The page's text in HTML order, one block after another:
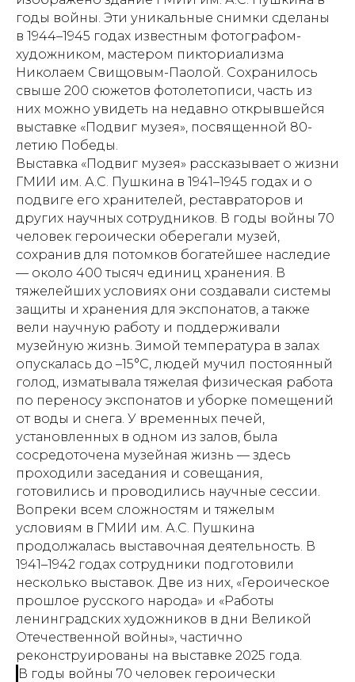
годы войны. Эти уникальные снимки сделаны
в 1944–1945 годах известным фотографом-
художником, мастером пикториализма
Николаем Свищовым-Паолой. Сохранилось
свыше 200 сюжетов фотолетописи, часть из
них можно увидеть на недавно открывшейся
выставке «Подвиг музея», посвященной 80-
летию Победы.
Выставка «Подвиг музея» рассказывает о жизни
ГМИИ им. А.С. Пушкина в 1941–1945 годах и о
подвиге его хранителей, реставраторов и
других научных сотрудников. В годы войны 70
человек героически оберегали музей,
сохранив для потомков богатейшее наследие
— около 400 тысяч единиц хранения. В
тяжелейших условиях они создавали системы
защиты и хранения для экспонатов, а также
вели научную работу и поддерживали
музейную жизнь. Зимой температура в залах
опускалась до –15°С, людей мучил постоянный
голод, изматывала тяжелая физическая работа
по переносу экспонатов и уборке помещений
от воды и снега. У временных печей,
установленных в одном из залов, была
сосредоточена музейная жизнь — здесь
проходили заседания и совещания,
готовились и проводились научные сессии.
Вопреки всем сложностям и тяжелым
условиям в ГМИИ им. А.С. Пушкина
продолжалась выставочная деятельность. В
1941–1942 годах сотрудники подготовили
несколько выставок. Две из них, «Героическое
прошлое русского народа» и «Работы
ленинградских художников в дни Великой
Отечественной войны», частично
реконструированы на выставке 2025 года.
В годы войны 70 человек героически